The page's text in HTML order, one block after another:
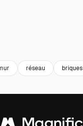
réseau briques